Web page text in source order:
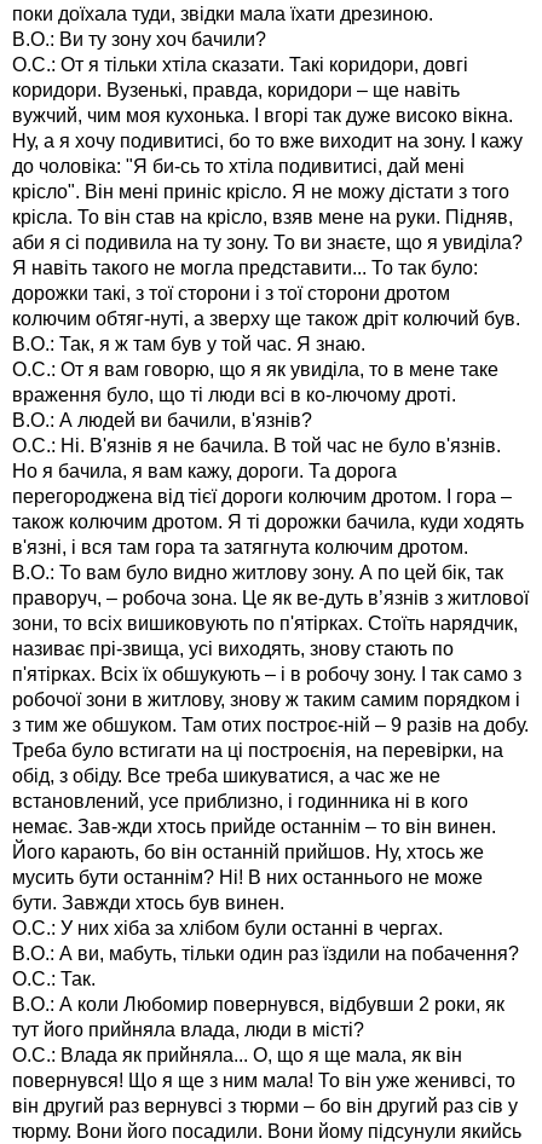
поки доїхала туди, звідки мала їхати дрезиною.
В.О.: Ви ту зону хоч бачили?
О.С.: От я тільки хтіла сказати. Такі коридори, довгі
коридори. Вузенькі, правда, коридори – ще навіть
вужчий, чим моя кухонька. І вгорі так дуже високо вікна.
Ну, а я хочу подивитисі, бо то вже виходит на зону. І кажу
до чоловіка: "Я би-сь то хтіла подивитисі, дай мені
крісло". Він мені приніс крісло. Я не можу дістати з того
крісла. То він став на крісло, взяв мене на руки. Підняв,
аби я сі подивила на ту зону. То ви знаєте, що я увиділа?
Я навіть такого не могла представити... То так було:
дорожки такі, з тої сторони і з тої сторони дротом
колючим обтяг-нуті, а зверху ще також дріт колючий був.
В.О.: Так, я ж там був у той час. Я знаю.
О.С.: От я вам говорю, що я як увиділа, то в мене таке
враження було, що ті люди всі в ко-лючому дроті.
В.О.: А людей ви бачили, в'язнів?
О.С.: Ні. В'язнів я не бачила. В той час не було в'язнів.
Но я бачила, я вам кажу, дороги. Та дорога
перегороджена від тієї дороги колючим дротом. І гора –
також колючим дротом. Я ті дорожки бачила, куди ходять
в'язні, і вся там гора та затягнута колючим дротом.
В.О.: То вам було видно житлову зону. А по цей бік, так
праворуч, – робоча зона. Це як ве-дуть в’язнів з житлової
зони, то всіх вишиковують по п'ятірках. Стоїть нарядчик,
називає прі-звища, усі виходять, знову стають по
п'ятірках. Всіх їх обшукують – і в робочу зону. І так само з
робочої зони в житлову, знову ж таким самим порядком і
з тим же обшуком. Там отих построє-ній – 9 разів на добу.
Треба було встигати на ці построєнія, на перевірки, на
обід, з обіду. Все треба шикуватися, а час же не
встановлений, усе приблизно, і годинника ні в кого
немає. Зав-жди хтось прийде останнім – то він винен.
Його карають, бо він останній прийшов. Ну, хтось же
мусить бути останнім? Ні! В них останнього не може
бути. Завжди хтось був винен.
О.С.: У них хіба за хлібом були останні в чергах.
В.О.: А ви, мабуть, тільки один раз їздили на побачення?
О.С.: Так.
В.О.: А коли Любомир повернувся, відбувши 2 роки, як
тут його прийняла влада, люди в місті?
О.С.: Влада як прийняла... О, що я ще мала, як він
повернувся! Що я ще з ним мала! То він уже женивсі, то
він другий раз вернувсі з тюрми – бо він другий раз сів у
тюрму. Вони його посадили. Вони йому підсунули якийсь